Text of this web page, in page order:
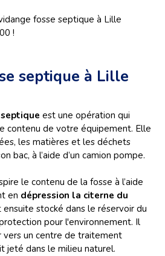
fosse septique à Lille
!
septique à Lille
est une opération qui
contenu de votre équipement. Elle
les matières et les déchets
bac, à l’aide d’un camion pompe.
le contenu de la fosse à l’aide
en dépression la citerne du
ensuite stocké dans le réservoir du
pour l'environnement. Il
un centre de traitement
jeté dans le milieu naturel.